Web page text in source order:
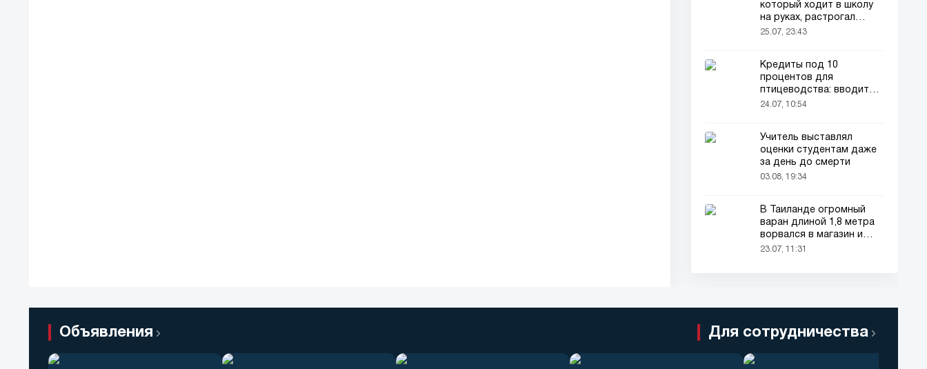
который ходит в школу
на руках, растрогал
пользователей соцсетей
25.07, 23:43
Кредиты под 10
процентов для
птицеводства: вводится
новый порядок
24.07, 10:54
Учитель выставлял
оценки студентам даже
за день до смерти
03.08, 19:34
В Таиланде огромный
варан длиной 1,8 метра
ворвался в магазин и
напугал покупателей
23.07, 11:31
Объявления Для сотрудничества